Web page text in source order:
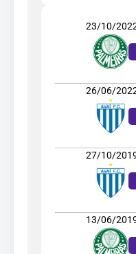
23/10/
26/06/
27/10/
13/06/